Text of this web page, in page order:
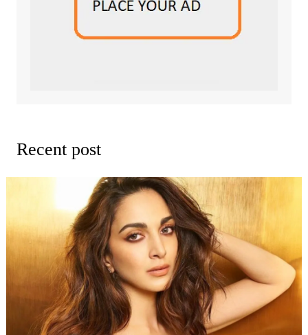
Recent post